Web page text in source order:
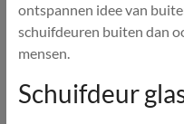
ontspannen idee van
schuifdeuren buiten dan
mensen.
Schuifdeur